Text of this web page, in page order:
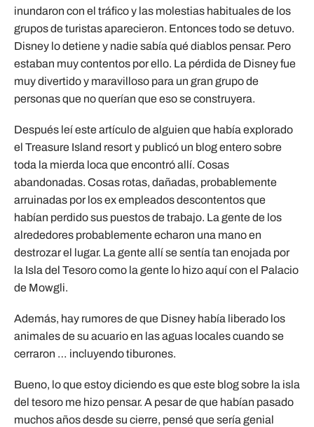
inundaron con el tráfico y las molestias habituales de los
grupos de turistas aparecieron. Entonces todo se detuvo.
Disney lo detiene y nadie sabía qué diablos pensar. Pero
estaban muy contentos por ello. La pérdida de Disney fue
muy divertido y maravilloso para un gran grupo de
personas que no querían que eso se construyera.
Después leí este artículo de alguien que había explorado
el Treasure Island resort y publicó un blog entero sobre
toda la mierda loca que encontró allí. Cosas
abandonadas. Cosas rotas, dañadas, probablemente
arruinadas por los ex empleados descontentos que
habían perdido sus puestos de trabajo. La gente de los
alrededores probablemente echaron una mano en
destrozar el lugar. La gente allí se sentía tan enojada por
la Isla del Tesoro como la gente lo hizo aquí con el Palacio
de Mowgli.
Además, hay rumores de que Disney había liberado los
animales de su acuario en las aguas locales cuando se
cerraron … incluyendo tiburones.
Bueno, lo que estoy diciendo es que este blog sobre la isla
del tesoro me hizo pensar. A pesar de que habían pasado
muchos años desde su cierre, pensé que sería genial